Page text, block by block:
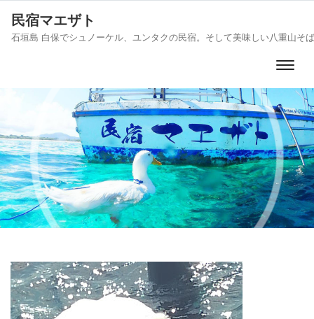
民宿マエザト
石垣島 白保でシュノーケル、ユンタクの民宿。そして美味しい八重山そ